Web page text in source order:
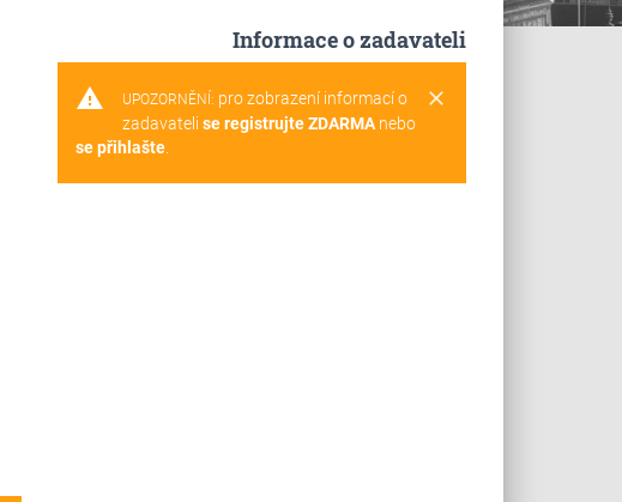
Informace o zadavateli
warning clear
UPOZORNĚNÍ: pro zobrazení informací o
zadavateli se registrujte ZDARMAnebo
se přihlašte.